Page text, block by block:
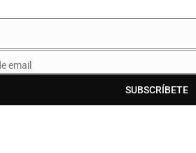
email
SUBSCRÍBETE